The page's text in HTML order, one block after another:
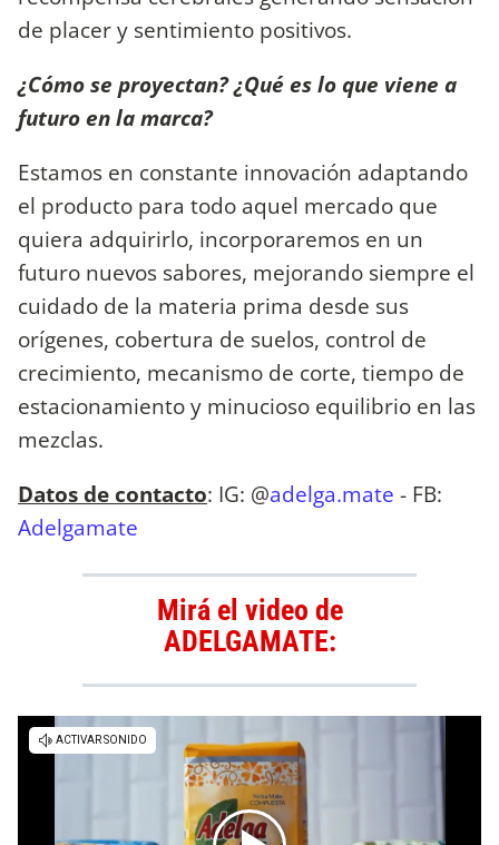
de placer y sentimiento positivos.
¿Cómo se proyectan? ¿Qué es lo que viene a
futuro en la marca?
Estamos en constante innovación adaptando
el producto para todo aquel mercado que
quiera adquirirlo, incorporaremos en un
futuro nuevos sabores, mejorando siempre el
cuidado de la materia prima desde sus
orígenes, cobertura de suelos, control de
crecimiento, mecanismo de corte, tiempo de
estacionamiento y minucioso equilibrio en las
mezclas.
Datos de contacto: IG: @adelga.mate - FB:
Adelgamate
Mirá el video de
ADELGAMATE: